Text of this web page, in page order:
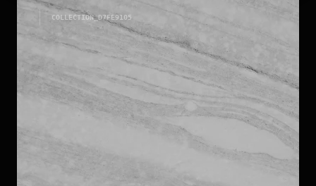
MICRO MARMI
COLLECTION_D7FE9105